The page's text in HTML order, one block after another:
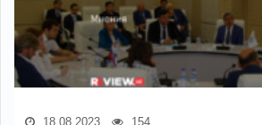
18.08.2023 154